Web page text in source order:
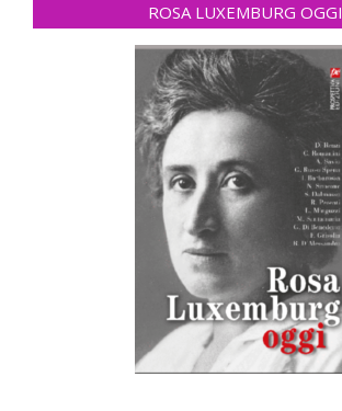
ROSA LUXEMBURG OGGI